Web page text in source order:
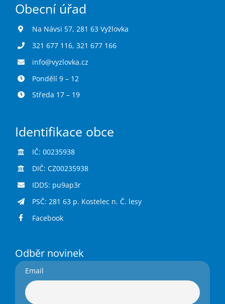
Obecní úřad
Na Návsi 57, 281 63 Vyžlovka
321 677 116, 321 677 166
info@vyzlovka.cz
Pondělí 9 – 12
Středa 17 – 19
Identifikace obce
IČ: 00235938
DIČ: CZ00235938
IDDS: pu9ap3r
PSČ: 281 63 p. Kostelec n. Č. lesy
Facebook
Odběr novinek
Email